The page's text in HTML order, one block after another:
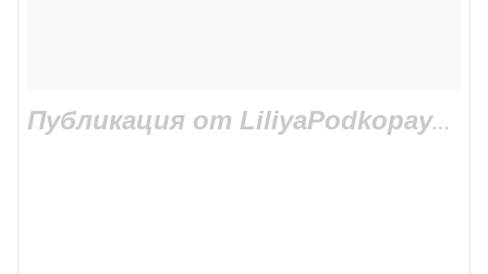
Публикация от LiliyaPodkopayeva (@liliyapodkopaeva_official)